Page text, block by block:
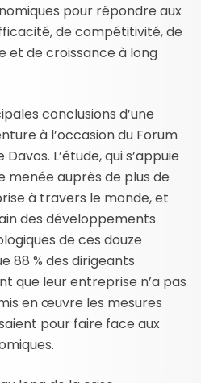
pour répondre aux
de compétitivité, de
de croissance à long
conclusions d’une
à l’occasion du Forum
L’étude, qui s’appuie
menée auprès de plus de
à travers le monde, et
des développements
de ces douze
88 % des dirigeants
que leur entreprise n’a pas
en œuvre les mesures
pour faire face aux